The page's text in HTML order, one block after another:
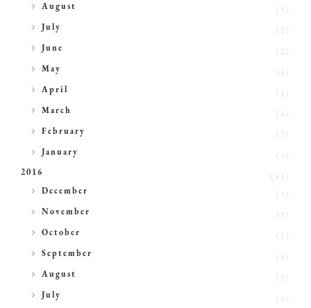
► August
(5)
►
July
(2)
►
June
(2)
►
May
(4)
►
April
►
March
(4)
►
February
►
January
(3)
2016
(43)
►
December
(5)
►
November
(2)
►
October
►
September
(4)
►
August
(2)
►
July
(4)